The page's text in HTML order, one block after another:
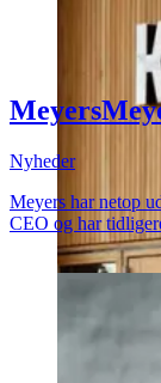
Meyers
Nyheder
Meyers har netop
CEO og har